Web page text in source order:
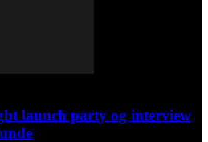
launch party og interview